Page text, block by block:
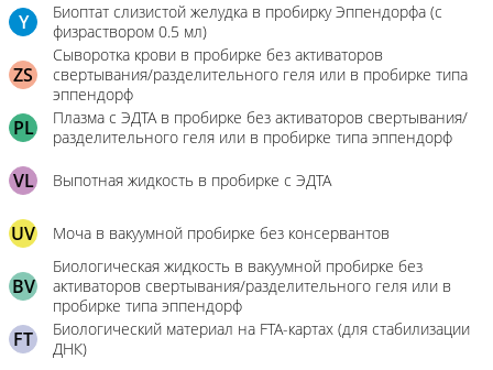
Y
Биоптат слизистой желудка в пробирку Эппендорфа (с
физраствором 0.5 мл)
ZS
Сыворотка крови в пробирке без активаторов
свертывания/разделительного геля или в пробирке типа
эппендорф
PL
Плазма с ЭДТА в пробирке без активаторов свертывания/
разделительного геля или в пробирке типа эппендорф
VL Выпотная жидкость в пробирке с ЭДТА
UV Моча в вакуумной пробирке без консервантов
BV
Биологическая жидкость в вакуумной пробирке без
активаторов свертывания/разделительного геля или в
пробирке типа эппендорф
FT
Биологический материал на FTA-картах (для стабилизации
ДНК)